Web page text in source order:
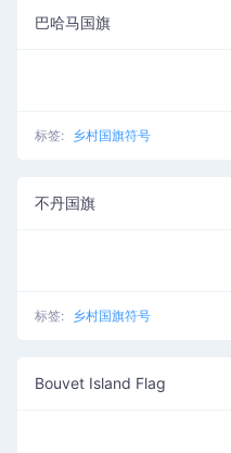
巴哈马国旗
标签: 乡村国旗符号
不丹国旗
标签: 乡村国旗符号
Bouvet Island Flag